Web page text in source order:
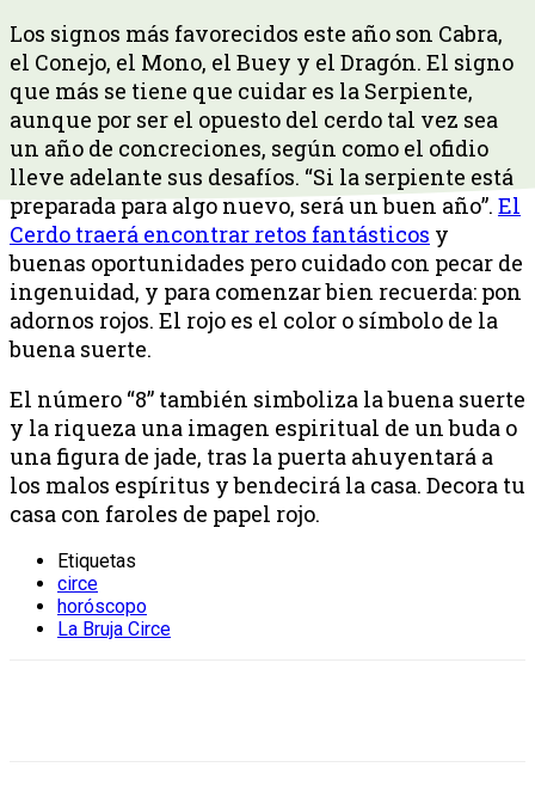
Los signos más favorecidos este año son Cabra,
el Conejo, el Mono, el Buey y el Dragón. El signo
que más se tiene que cuidar es la Serpiente,
aunque por ser el opuesto del cerdo tal vez sea
un año de concreciones, según como el ofidio
lleve adelante sus desafíos. “Si la serpiente está
preparada para algo nuevo, será un buen año”. El
Cerdo traerá encontrar retos fantásticos y
buenas oportunidades pero cuidado con pecar de
ingenuidad, y para comenzar bien recuerda: pon
adornos rojos. El rojo es el color o símbolo de la
buena suerte.
El número “8” también simboliza la buena suerte
y la riqueza una imagen espiritual de un buda o
una figura de jade, tras la puerta ahuyentará a
los malos espíritus y bendecirá la casa. Decora tu
casa con faroles de papel rojo.
Etiquetas
circe
horóscopo
La Bruja Circe